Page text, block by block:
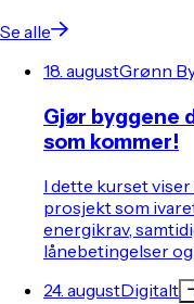
Se alle
18. augustGrønn
Gjør byggene
som kommer!
I dette kurset
prosjekt som
energikrav,
lånebetingelser
24. augustDigitalt